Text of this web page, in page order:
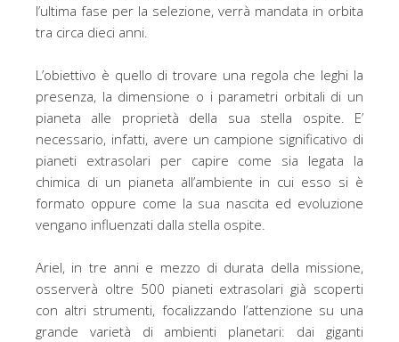
l’ultima fase per la selezione, verrà mandata in orbita
tra circa dieci anni.
L’obiettivo è quello di trovare una regola che leghi la
presenza, la dimensione o i parametri orbitali di un
pianeta alle proprietà della sua stella ospite. E’
necessario, infatti, avere un campione significativo di
pianeti extrasolari per capire come sia legata la
chimica di un pianeta all’ambiente in cui esso si è
formato oppure come la sua nascita ed evoluzione
vengano influenzati dalla stella ospite.
Ariel, in tre anni e mezzo di durata della missione,
osserverà oltre 500 pianeti extrasolari già scoperti
con altri strumenti, focalizzando l’attenzione su una
grande varietà di ambienti planetari: dai giganti